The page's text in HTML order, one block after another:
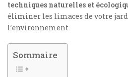
techniques naturelles et
éliminer les limaces de votre
l’environnement.
Sommaire